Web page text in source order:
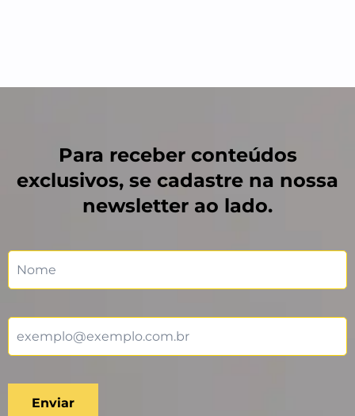
Para receber conteúdos
exclusivos, se cadastre na nossa
newsletter ao lado.